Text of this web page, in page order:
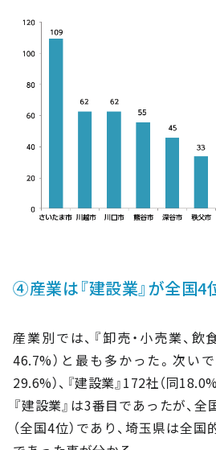
④産業は『建設業』が全国4
産業別では、『卸売・小売業、飲
46.7%）と最も多かった。次いで
29.6%）、『建設業』172社（同
『建設業』は3番目であったが、
（全国4位）であり、埼玉県は全国